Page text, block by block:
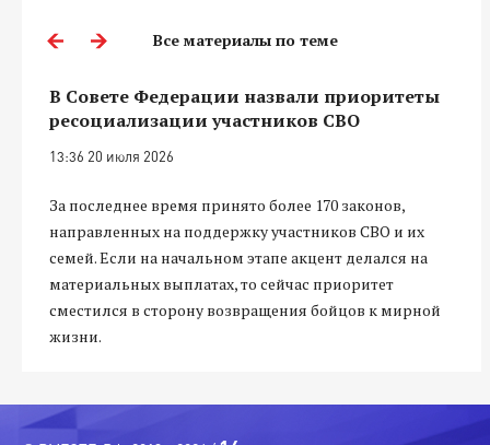
Все материалы по теме
В Совете Федерации назвали приоритеты
ресоциализации участников СВО
13:36 20 июля 2026
За последнее время принято более 170 законов,
направленных на поддержку участников СВО и их
семей. Если на начальном этапе акцент делался на
материальных выплатах, то сейчас приоритет
сместился в сторону возвращения бойцов к мирной
жизни.